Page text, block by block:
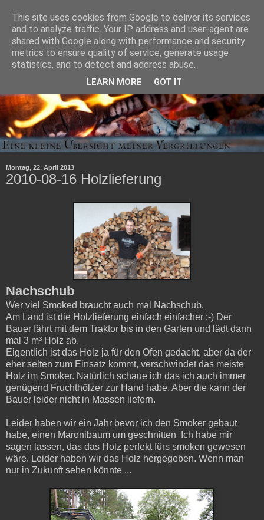
Montag, 22. April 2013
2010-08-16 Holzlieferung
Nachschub
Wer viel Smoked braucht auch mal Nachschub.
Am Land ist die Holzlieferung einfach einfacher ;-) Der
Bauer fährt mit dem Traktor bis in den Garten und lädt dann
mal 3 m³ Holz ab.
Eigentlich ist das Holz ja für den Ofen gedacht, aber da der
eher selten zum Einsatz kommt, verschwindet das meiste
Holz im Smoker. Natürlich schaue ich das ich auch immer
genügend Fruchthölzer zur Hand habe. Aber die kann der
Bauer leider nicht in Massen liefern.
Leider haben wir ein Jahr bevor ich den Smoker gebaut
habe, einen Maronibaum um geschnitten Ich habe mir
sagen lassen, das das Holz perfekt fürs smoken gewesen
wäre. Leider haben wir das Holz hergegeben. Wenn man
nur in Zukunft sehen könnte ...
This site uses cookies from Google to deliver its services
and to analyze traffic. Your IP address and user-agent are
shared with Google along with performance and security
metrics to ensure quality of service, generate usage
statistics, and to detect and address abuse.
LEARN MORE GOT IT